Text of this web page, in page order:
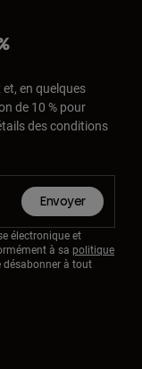
en quelques
de 10 % pour
des conditions
Envoyer
électronique et
à sa politique
désabonner à tout